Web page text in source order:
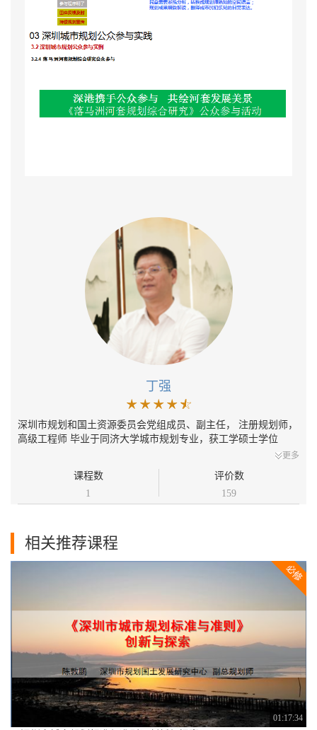
丁强
深圳市规划和国土资源委员会党组成员、副主任， 注册规划师，
高级工程师 毕业于同济大学城市规划专业，获工学硕士学位
更多
课程数
1
评价数
159
相关推荐课程
01:17:34